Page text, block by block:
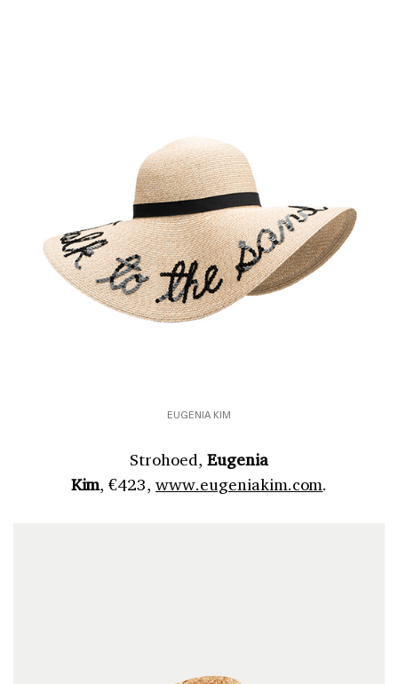
EUGENIA KIM
Strohoed, Eugenia
Kim, €423,www.eugeniakim.com.